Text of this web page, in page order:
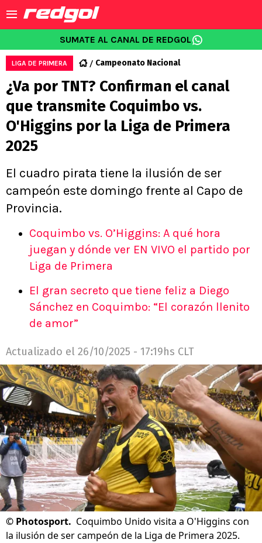
SUMATE AL CANAL DE REDGOL
LIGA DE PRIMERA Campeonato Nacional
¿Va por TNT? Confirman el canal
que transmite Coquimbo vs.
O'Higgins por la Liga de Primera
2025
El cuadro pirata tiene la ilusión de ser
campeón este domingo frente al Capo de
Provincia.
Coquimbo vs. O’Higgins: A qué hora
juegan y dónde ver EN VIVO el partido por
Liga de Primera
El gran secreto que tiene feliz a Diego
Sánchez en Coquimbo: “El corazón llenito
de amor”
Actualizado el 26/10/2025 - 17:19hs CLT
© Photosport. Coquimbo Unido visita a O'Higgins con
la ilusión de ser campeón de la Liga de Primera 2025.